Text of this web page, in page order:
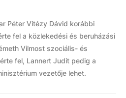
Péter Vitézy Dávid korábbi
fel a közlekedési és beruházási
Vilmost szociális- és
fel, Lannert Judit pedig a
vezetője lehet.